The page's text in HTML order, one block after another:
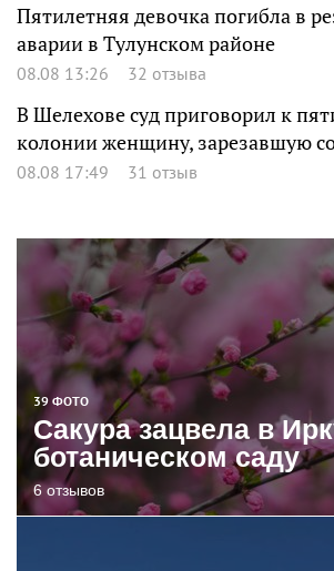
Пятилетняя девочка погибла в
аварии в Тулунском районе
08.08 13:26 32 отзыва
В Шелехове суд приговорил к
колонии женщину, зарезавшую
08.08 17:49 31 отзыв
39 ФОТО
Сакура зацвела в
ботаническом саду
6 отзывов